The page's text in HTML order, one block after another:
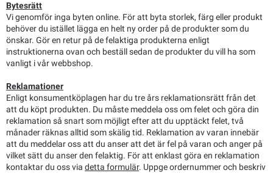
Bytesrätt
Vi genomför inga byten online. För att byta storlek, färg eller produkt
behöver du istället lägga en helt ny order på de produkter som du
önskar. Gör en retur på de felaktiga produkterna enligt
instruktionerna ovan och beställ sedan de produkter du vill ha som
vanligt i vår webbshop.
Reklamationer
Enligt konsumentköplagen har du tre års reklamationsrätt från det
att du köpt produkten. Du måste meddela oss om felet och göra din
reklamation så snart som möjligt efter att du upptäckt felet, två
månader räknas alltid som skälig tid. Reklamation av varan innebär
att du meddelar oss att du anser att det är fel på varan och anger på
vilket sätt du anser den felaktig. För att enklast göra en reklamation
kontaktar du oss via detta formulär. Uppge ordernummer och beskriv